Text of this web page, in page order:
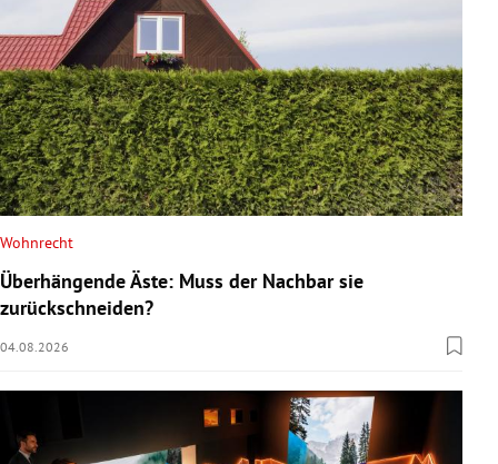
Wohnrecht
Überhängende Äste: Muss der Nachbar sie
zurückschneiden?
04.08.2026